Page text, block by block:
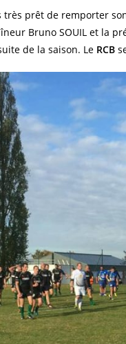
prêt de remporter
Bruno SOUIL et la
de la saison. LeRCB